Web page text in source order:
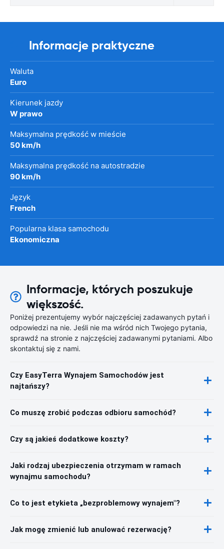
Informacje praktyczne
Waluta
Euro
Kierunek jazdy
W prawo
Maksymalna prędkość w mieście
50 km/h
Maksymalna prędkość na autostradzie
90 km/h
Język
French
Popularna klasa samochodu
Ekonomiczna
Informacje, których poszukuje
większość.
Poniżej prezentujemy wybór najczęściej zadawanych pytań i
odpowiedzi na nie. Jeśli nie ma wśród nich Twojego pytania,
sprawdź na stronie z najczęściej zadawanymi pytaniami. Albo
skontaktuj się z nami.
Czy EasyTerra Wynajem Samochodów jest
najtańszy?
Co muszę zrobić podczas odbioru samochód?
Czy są jakieś dodatkowe koszty?
Jaki rodzaj ubezpieczenia otrzymam w ramach
wynajmu samochodu?
Co to jest etykieta „bezproblemowy wynajem"?
Jak mogę zmienić lub anulować rezerwację?